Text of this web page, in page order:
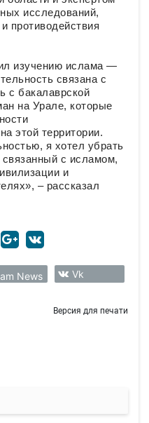
исследований,
противодействия
изучению ислама —
связана с
с бакалаврской
на Урале, которые
этой территории.
я хотел убрать
с исламом,
и
– рассказал
News Vk
Версия для печати